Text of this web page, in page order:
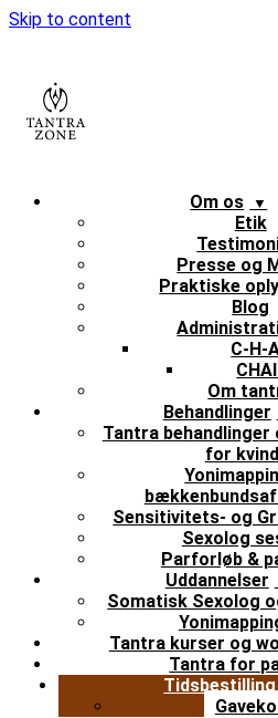
Skip to content
Om os
Etik
Presse og
Praktiske
Blog
C-H-
Om
Behandlinger
Tantra
for
Sensitivitets- og
Sexolog
Parforløb &
Uddannelser
Somatisk Sexolog
Tantra kurser og
Tantra for
Tidsbestilling